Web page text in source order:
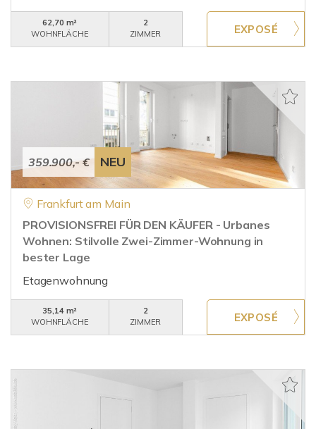
62,70 m²
WOHNFLÄCHE
2
ZIMMER
359.900,- € NEU
Frankfurt am Main
PROVISIONSFREI FÜR DEN KÄUFER - Urbanes
Wohnen: Stilvolle Zwei-Zimmer-Wohnung in
bester Lage
Etagenwohnung
35,14 m²
WOHNFLÄCHE
2
ZIMMER